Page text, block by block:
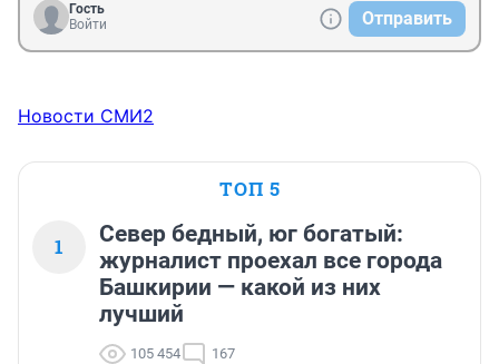
Гость
Войти
Отправить
Новости СМИ2
ТОП 5
1
Север бедный, юг богатый:
журналист проехал все города
Башкирии — какой из них
лучший
105 454 167